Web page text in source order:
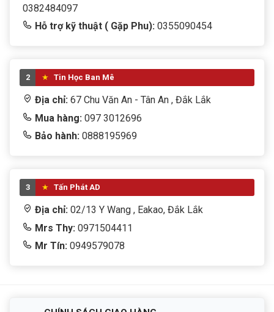
0382484097
Hỗ trợ kỹ thuật ( Gặp Phu): 0355090454
2 Tin Học Ban Mê
Địa chỉ: 67 Chu Văn An - Tân An , Đắk Lắk
Mua hàng: 097 3012696
Bảo hành: 0888195969
3 Tấn Phát AD
Địa chỉ: 02/13 Y Wang , Eakao, Đắk Lắk
Mrs Thy: 0971504411
Mr Tín: 0949579078